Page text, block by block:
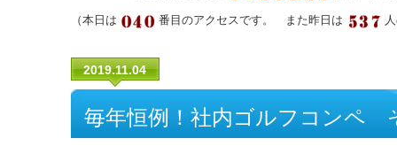
（本日は 番目のアクセスです。 また昨日は
2019.11.04
毎年恒例！社内ゴルフコンペ